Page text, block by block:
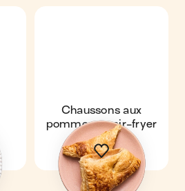
Chaussons aux
pommes au air-fryer